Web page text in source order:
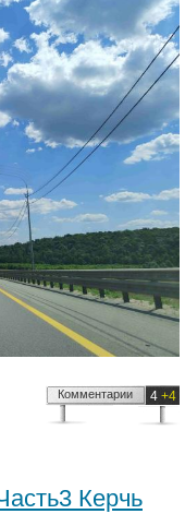
4 +4
Комментарии
Керчь